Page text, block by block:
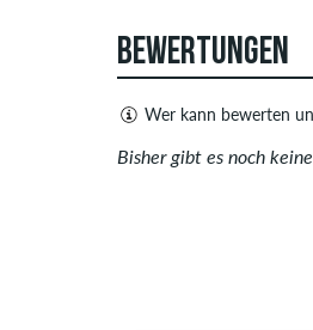
BEWERTUNGEN
Wer kann bewerten
Nur Personen mit
Urheberrechte
Bisher gibt es noch